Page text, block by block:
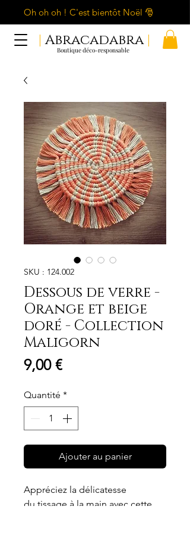
Oh oh oh ! C'est bientôt Noël 🎅
| Abracadabra |
Boutique déco-responsable
SKU : 124.002
Dessous de verre -
Orange et beige
doré - Collection
Maligorn
9,00 €Prix
Quantité *
Ajouter au panier
Appréciez la délicatesse
du tissage à la main avec cette